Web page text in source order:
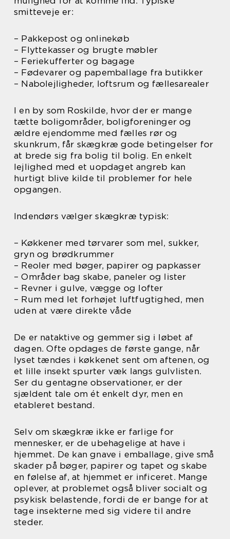
smitteveje er:
– Pakkepost og onlinekøb
– Flyttekasser og brugte møbler
– Feriekufferter og bagage
– Fødevarer og papemballage fra butikker
– Nabolejligheder, loftsrum og fællesarealer
I en by som Roskilde, hvor der er mange
tætte boligområder, boligforeninger og
ældre ejendomme med fælles rør og
skunkrum, får skægkræ gode betingelser for
at brede sig fra bolig til bolig. En enkelt
lejlighed med et uopdaget angreb kan
hurtigt blive kilde til problemer for hele
opgangen.
Indendørs vælger skægkræ typisk:
– Køkkener med tørvarer som mel, sukker,
gryn og brødkrummer
– Reoler med bøger, papirer og papkasser
– Områder bag skabe, paneler og lister
– Revner i gulve, vægge og lofter
– Rum med let forhøjet luftfugtighed, men
uden at være direkte våde
De er nataktive og gemmer sig i løbet af
dagen. Ofte opdages de første gange, når
lyset tændes i køkkenet sent om aftenen, og
et lille insekt spurter væk langs gulvlisten.
Ser du gentagne observationer, er der
sjældent tale om ét enkelt dyr, men en
etableret bestand.
Selv om skægkræ ikke er farlige for
mennesker, er de ubehagelige at have i
hjemmet. De kan gnave i emballage, give små
skader på bøger, papirer og tapet og skabe
en følelse af, at hjemmet er inficeret. Mange
oplever, at problemet også bliver socialt og
psykisk belastende, fordi de er bange for at
tage insekterne med sig videre til andre
steder.